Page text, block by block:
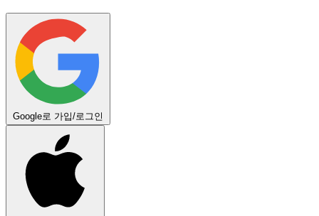
Google로 가입/로그인